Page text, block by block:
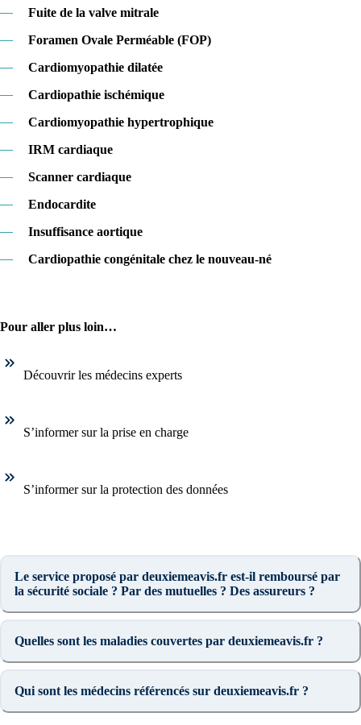
—
Fuite de la valve mitrale
—
Foramen Ovale Perméable (FOP)
—
Cardiomyopathie dilatée
—
Cardiopathie ischémique
—
Cardiomyopathie hypertrophique
—
IRM cardiaque
—
Scanner cardiaque
—
Endocardite
—
Insuffisance aortique
—
Cardiopathie congénitale chez le nouveau-né
Pour aller plus loin…
Découvrir les médecins experts
S’informer sur la prise en charge
S’informer sur la protection des données
Le service proposé par deuxiemeavis.fr est-il remboursé par
la sécurité sociale ? Par des mutuelles ? Des assureurs ?
Quelles sont les maladies couvertes par deuxiemeavis.fr ?
Qui sont les médecins référencés sur deuxiemeavis.fr ?